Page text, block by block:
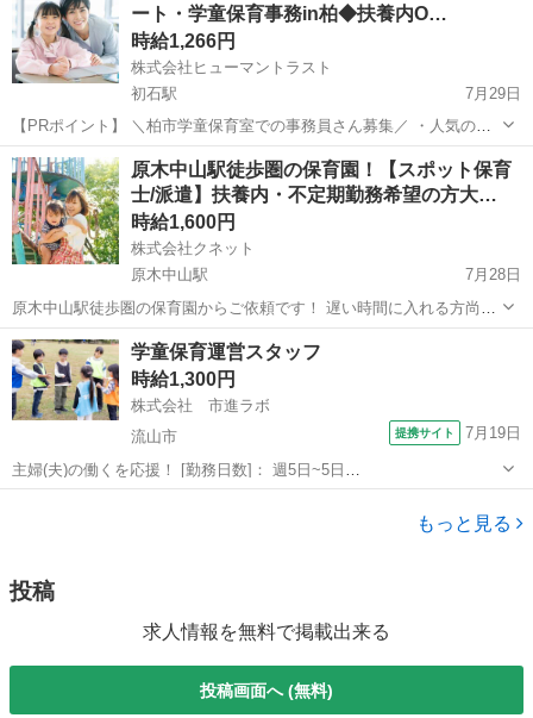
ート・学童保育事務in柏◆扶養内O…
時給1,266円
株式会社ヒューマントラスト
初石駅
7月29日
【PRポイント】 ＼柏市学童保育室での事務員さん募集／ ・人気の官
公庁案件！無理なくできる週3勤務 ・PCスキルは入力ができればOK！
【仕事内容】 学童保育室での事務スタッフ ・PCでのデータ入力 ...
千葉 柏市 初石駅 その他 ヒューマントラスト
原木中山駅徒歩圏の保育園！【スポット保育
士/派遣】扶養内・不定期勤務希望の方大…
時給1,600円
株式会社クネット
原木中山駅
7月28日
原木中山駅徒歩圏の保育園からご依頼です！ 遅い時間に入れる方尚
可！（12:00-18:00等） 日中からのフルタイムで入れる方尚可！ 自分
のは入れるシフトで園と調整できるのでフレキシブルに勤務したい方
には最適です♬...
千葉 市川市 原木中山駅 教育
学童保育運営スタッフ
時給1,300円
株式会社 市進ラボ
流山市
提携サイト 7月19日
主婦(夫)の働くを応援！ [勤務日数]： 週5日~5日
11:30~19:30/07:30~15:30/11:00~19:00 月/火/水/木/金 [勤務地・最寄
もっと見る
投稿
求人情報を無料で掲載出来る
投稿画面へ (無料)